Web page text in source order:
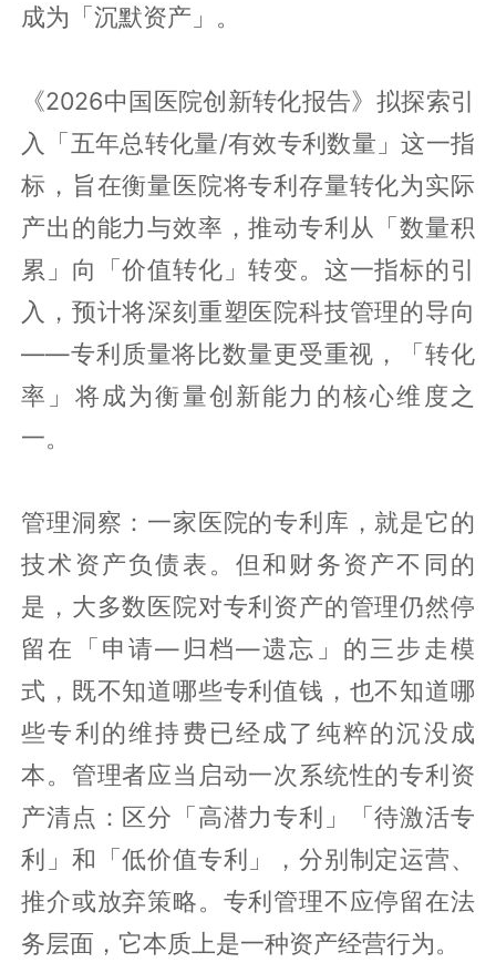
成为「沉默资产」。
《2026中国医院创新转化报告》拟探索引
入「五年总转化量/有效专利数量」这一指
标，旨在衡量医院将专利存量转化为实际
产出的能力与效率，推动专利从「数量积
累」向「价值转化」转变。这一指标的引
入，预计将深刻重塑医院科技管理的导向
——专利质量将比数量更受重视，「转化
率」将成为衡量创新能力的核心维度之
一。
管理洞察：一家医院的专利库，就是它的
技术资产负债表。但和财务资产不同的
是，大多数医院对专利资产的管理仍然停
留在「申请—归档—遗忘」的三步走模
式，既不知道哪些专利值钱，也不知道哪
些专利的维持费已经成了纯粹的沉没成
本。管理者应当启动一次系统性的专利资
产清点：区分「高潜力专利」「待激活专
利」和「低价值专利」，分别制定运营、
推介或放弃策略。专利管理不应停留在法
务层面，它本质上是一种资产经营行为。